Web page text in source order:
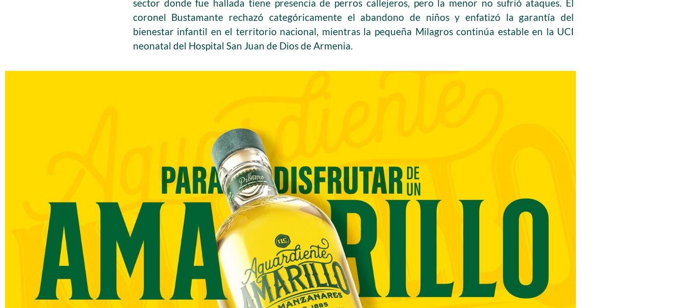
sector donde fue hallada tiene presencia de perros callejeros, pero la menor no sufrió ataques. El
coronel Bustamante rechazó categóricamente el abandono de niños y enfatizó la garantía del
bienestar infantil en el territorio nacional, mientras la pequeña Milagros continúa estable en la UCI
neonatal del Hospital San Juan de Dios de Armenia.